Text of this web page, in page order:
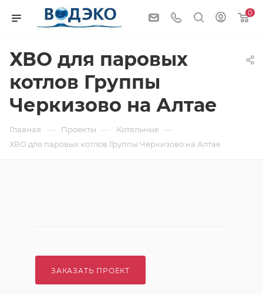
0
ХВО для паровых
котлов Группы
Черкизово на Алтае
Главная — Проекты — Котельные —
ХВО для паровых котлов Группы Черкизово на Алтае
ЗАКАЗАТЬ ПРОЕКТ